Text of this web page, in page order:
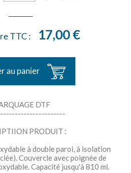
TTC : 17,00 €
au panier
DTF
PRODUIT :
à double paroi, à isolation
Couvercle avec poignée de
Capacité jusqu'à 810 ml.